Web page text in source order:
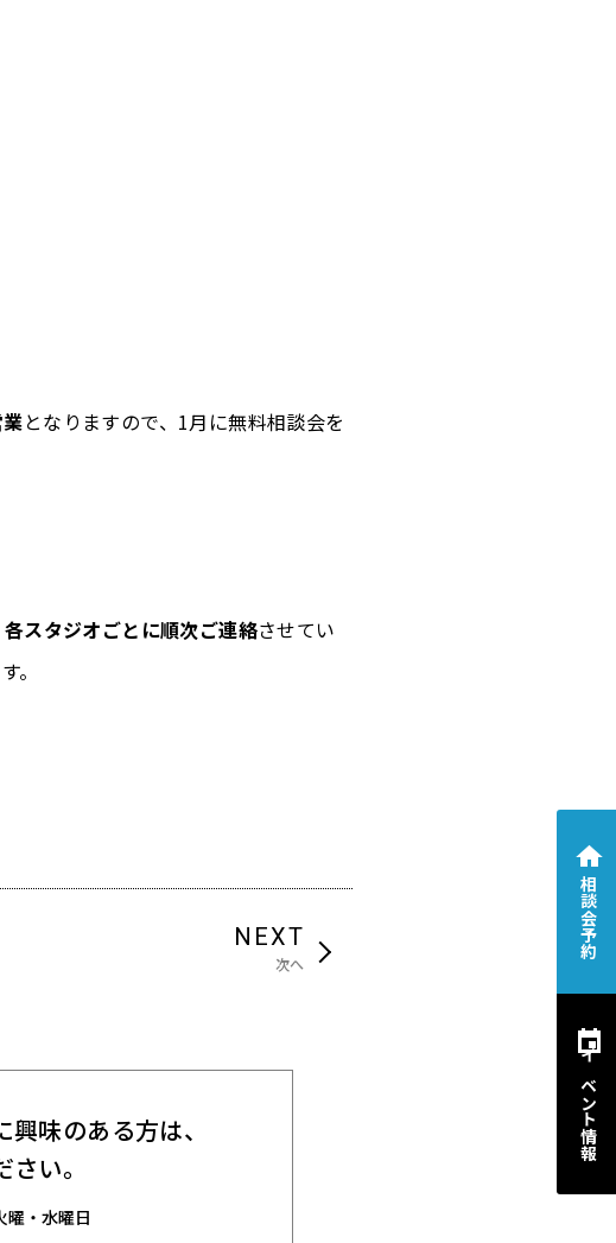
となりますので、1月に無料相談会を
各スタジオごとに順次ご連絡させてい
。
NEXT
次へ
味のある方は、
い。
曜・水曜日
相談会予約
イベント情報